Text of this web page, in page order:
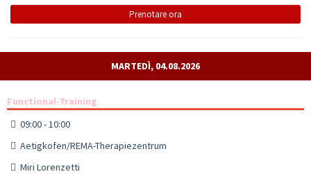
Prenotare ora
MARTEDÌ, 04.08.2026
Functional-Training
09:00 - 10:00
Aetigkofen/REMA-Therapiezentrum
Miri Lorenzetti